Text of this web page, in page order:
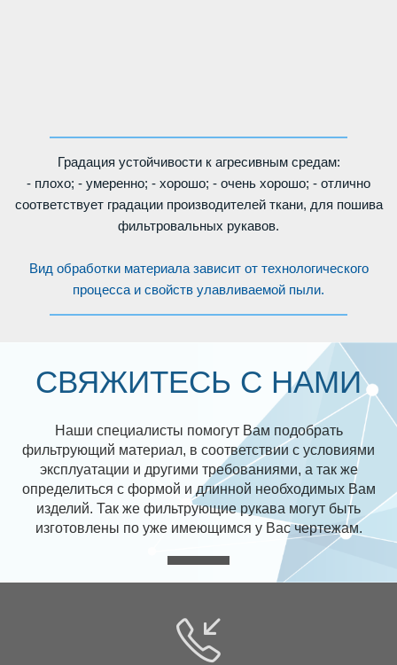
Градация устойчивости к агресивным средам:
- плохо; - умеренно; - хорошо; - очень хорошо; - отлично
соответствует градации производителей ткани, для пошива
фильтровальных рукавов.
Вид обработки материала зависит от технологического
процесса и свойств улавливаемой пыли.
СВЯЖИТЕСЬ С НАМИ
Наши специалисты помогут Вам подобрать
фильтрующий материал, в соответствии с условиями
эксплуатации и другими требованиями, а так же
определиться с формой и длинной необходимых Вам
изделий. Так же фильтрующие рукава могут быть
изготовлены по уже имеющимся у Вас чертежам.